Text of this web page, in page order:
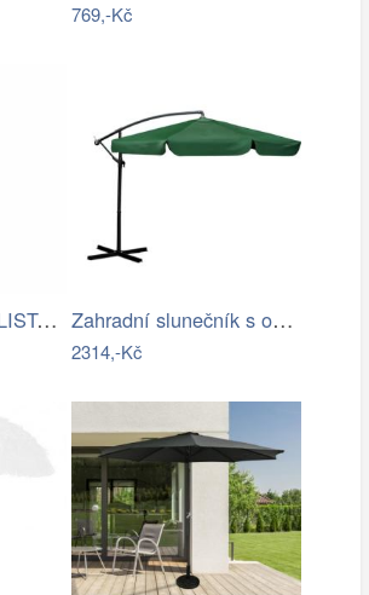
769,-Kč
Stilista 90130 STILISTA Obal na 350 cm… Zahradní slunečník s obalem PL-881,…
2314,-Kč